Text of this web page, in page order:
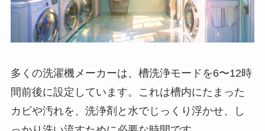
多くの洗濯機メーカーは、槽洗浄モードを6〜12時
間前後に設定しています。これは槽内にたまった
カビや汚れを、洗浄剤と水でじっくり浮かせ、し